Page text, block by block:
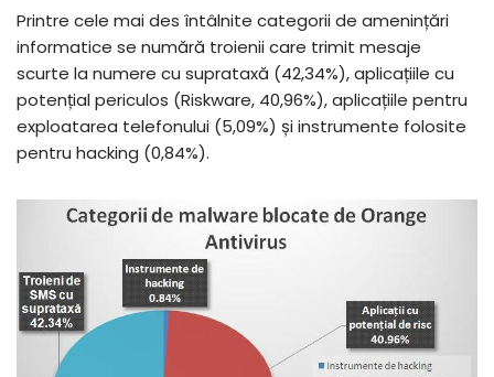
Printre cele mai des întâlnite categorii de amenințări
informatice se numără troienii care trimit mesaje
scurte la numere cu suprataxă (42,34%), aplicațiile cu
potențial periculos (Riskware, 40,96%), aplicațiile pentru
exploatarea telefonului (5,09%) și instrumente folosite
pentru hacking (0,84%).